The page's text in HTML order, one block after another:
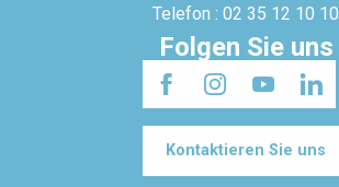
Telefon : 02 35 12 10 10
Folgen Sie uns
Kontaktieren Sie uns